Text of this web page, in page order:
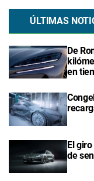
ÚLTIMAS
De
en
El
de